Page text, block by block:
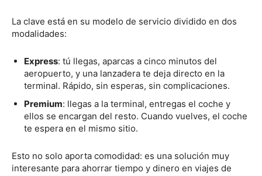
La clave está en su modelo de servicio dividido en dos
modalidades:
Express: tú llegas, aparcas a cinco minutos del
aeropuerto, y una lanzadera te deja directo en la
terminal. Rápido, sin esperas, sin complicaciones.
Premium: llegas a la terminal, entregas el coche y
ellos se encargan del resto. Cuando vuelves, el coche
te espera en el mismo sitio.
Esto no solo aporta comodidad: es una solución muy
interesante para ahorrar tiempo y dinero en viajes de